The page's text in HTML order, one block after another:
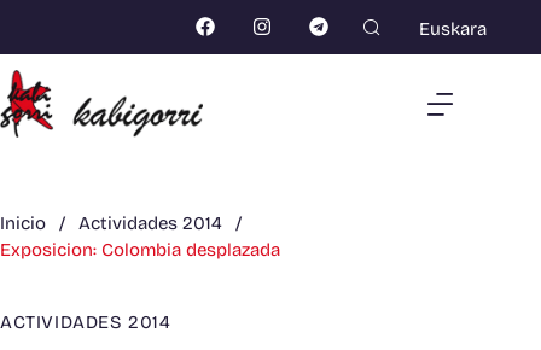
Euskara
Inicio / Actividades 2014
/
Exposicion: Colombia desplazada
ACTIVIDADES 2014